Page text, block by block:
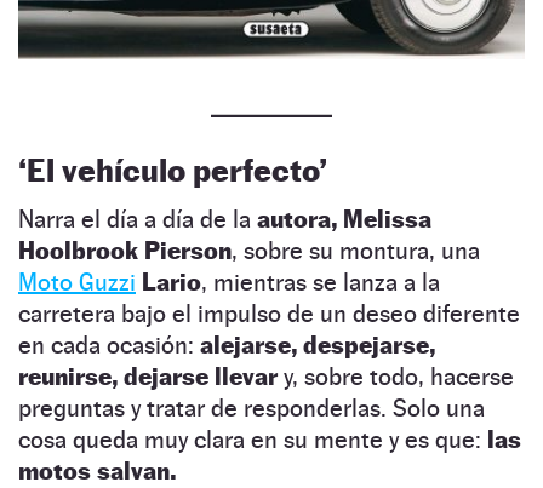
‘El vehículo perfecto’
Narra el día a día de la autora, Melissa
Hoolbrook Pierson, sobre su montura, una
Moto Guzzi Lario, mientras se lanza a la
carretera bajo el impulso de un deseo diferente
en cada ocasión: alejarse, despejarse,
reunirse, dejarse llevary, sobre todo, hacerse
preguntas y tratar de responderlas. Solo una
cosa queda muy clara en su mente y es que: las
motos salvan.